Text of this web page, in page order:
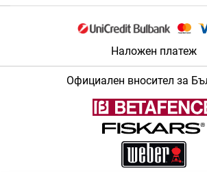
Наложен платеж
Официален вносител за